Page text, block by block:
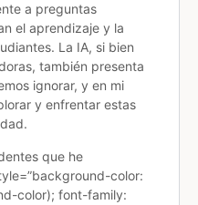
a preguntas
el aprendizaje y la
La IA, si bien
también presenta
ignorar, y en mi
y enfrentar estas
que he
color:
color); font-family: